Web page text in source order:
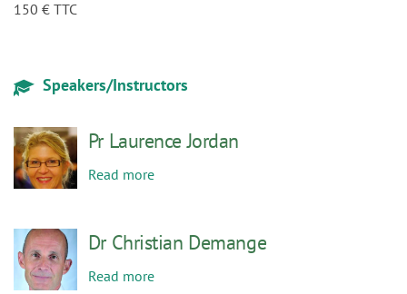
Pr Laurence Jordan
Dr Christian Demange